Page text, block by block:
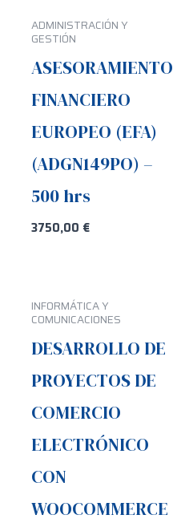
ADMINISTRACIÓN Y
GESTIÓN
ASESORAMIENTO
FINANCIERO
EUROPEO (EFA)
(ADGN149PO) –
500 hrs
3750,00 €
INFORMÁTICA Y
COMUNICACIONES
DESARROLLO DE
PROYECTOS DE
COMERCIO
ELECTRÓNICO
CON
WOOCOMMERCE